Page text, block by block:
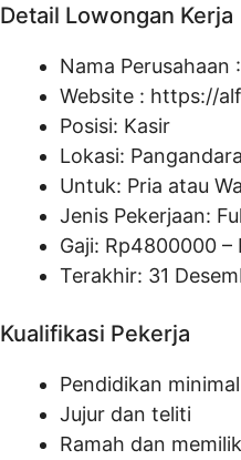
Detail Lowongan Kerja
Nama Perusahaan :
Website : https://
Posisi: Kasir
Lokasi:
Untuk: Pria atau
Jenis Pekerjaan:
Gaji: Rp4800000 –
Terakhir: 31
Kualifikasi Pekerja
Pendidikan
Jujur dan teliti
Ramah dan